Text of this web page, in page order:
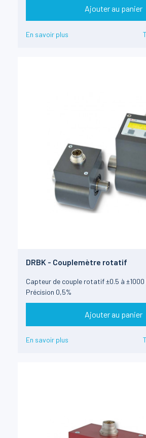
Ajouter au panier
En savoir plus
DRBK - Couplemètre rotatif
Capteur de couple rotatif ±0.5 à
Précision 0,5%
Ajouter au panier
En savoir plus